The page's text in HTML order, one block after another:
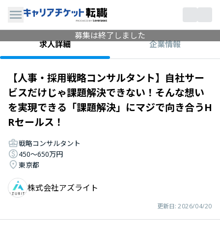
募集は終了しました
求人詳細
企業情報
【人事・採用戦略コンサルタント】自社サー
ビスだけじゃ課題解決できない！そんな想い
を実現できる「課題解決」にマジで向き合うH
Rセールス！
戦略コンサルタント
450〜650万円
東京都
株式会社アズライト
更新日: 2026/04/20